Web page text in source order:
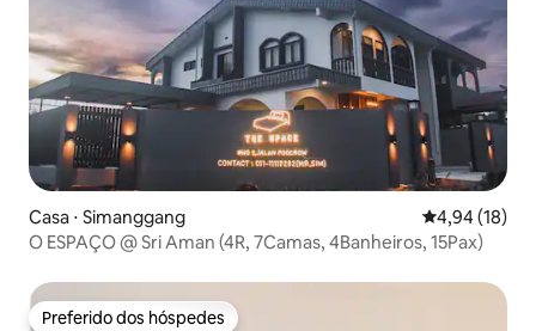
Casa ⋅ Simanggang 4,94 de uma
4,94 (18)
O ESPAÇO @ Sri Aman (4R, 7Camas, 4Banheiros, 15Pax)
Preferido dos hóspedes